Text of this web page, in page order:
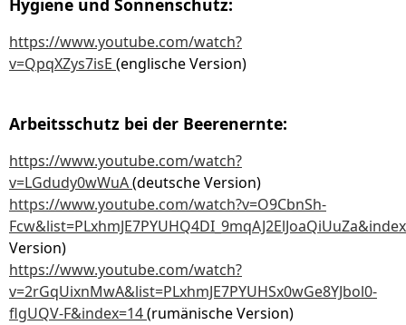
https://www.youtube.com/watch?
v=QpqXZys7isE (englische Version)
Arbeitsschutz bei der Beerenernte:
https://www.youtube.com/watch?
v=LGdudy0wWuA(deutsche Version)
https://www.youtube.com/watch?v=O9CbnSh-
Version)
https://www.youtube.com/watch?
v=2rGqUixnMwA&list=PLxhmJE7PYUHSx0wGe8YJbol0-
flgUQV-F&index=14(rumänische Version)